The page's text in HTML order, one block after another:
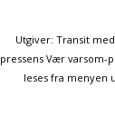
Utgiver: Transit
pressens Vær varsom-
leses fra menyen